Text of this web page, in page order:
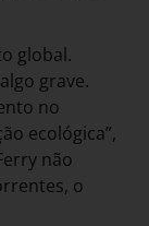
global.
grave.
no
ecológica”,
não
o